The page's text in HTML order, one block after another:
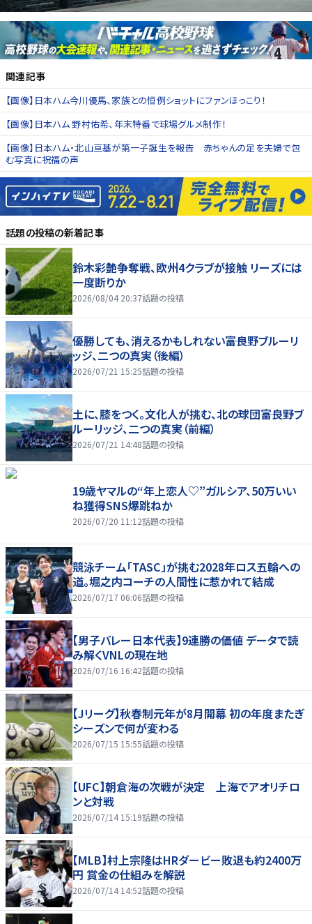
関連記事
【画像】日本ハム今川優馬、家族との恒例ショットにファンほっこり！
【画像】日本ハム 野村佑希、年末特番で球場グルメ制作！
【画像】日本ハム・北山亘基が第一子誕生を報告 赤ちゃんの足を夫婦で包
む写真に祝福の声
話題の投稿の新着記事
鈴木彩艶争奪戦、欧州4クラブが接触 リーズには
一度断りか
2026/08/04 20:37話題の投稿
優勝しても、消えるかもしれない――富良野ブルーリ
ッジ、二つの真実（後編）
2026/07/21 15:25話題の投稿
土に、膝をつく。文化人が挑む、北の球団――富良野ブ
ルーリッジ、二つの真実（前編）
2026/07/21 14:48話題の投稿
19歳ヤマルの“年上恋人♡”ガルシア、50万いい
ね獲得SNS爆跳ねか
2026/07/20 11:12話題の投稿
競泳チーム「TASC」が挑む2028年ロス五輪への
道。堀之内コーチの人間性に惹かれて結成
2026/07/17 06:06話題の投稿
【男子バレー日本代表】9連勝の価値 データで読
み解くVNLの現在地
2026/07/16 16:42話題の投稿
【Jリーグ】秋春制元年が8月開幕 初の年度またぎ
シーズンで何が変わる
2026/07/15 15:55話題の投稿
【UFC】朝倉海の次戦が決定 上海でアオリチロ
ンと対戦
2026/07/14 15:19話題の投稿
【MLB】村上宗隆はHRダービー敗退も約2400万
円 賞金の仕組みを解説
2026/07/14 14:52話題の投稿